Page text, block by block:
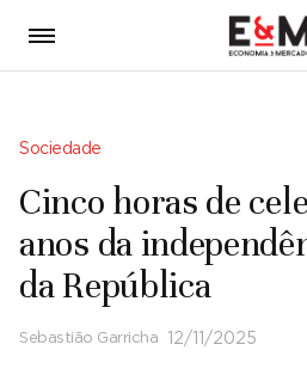
Sociedade
Cinco horas de
anos da
da República
Sebastião Garricha 12/11/2025